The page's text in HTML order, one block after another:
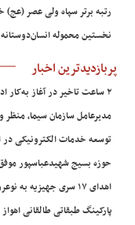
رتبه برتر سپاه ولی عصر
نخستین محموله
پربازدیدترین اخبار
۲ ساعت تاخیر در آغاز به‌کار ادارات و مدارس ۶ شهر خوزستان
مدیرعامل سازمان سیما،
توسعه خدمات الکترونیکی در
حوزه بسیج شهیدعباسپور
اهدای ۱۷ سری جهیزیه به نوعروسان مددجو رامهرمز
پارکینگ طبقاتی طالقانی